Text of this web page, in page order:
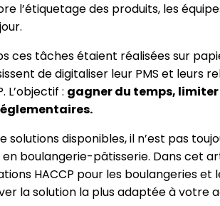
l’étiquetage des produits, les
ces tâches étaient réalisées sur
de digitaliser leur PMS et leurs
L’objectif : gagner du temps,
solutions disponibles, il n’est pas
boulangerie-pâtisserie. Dans cet
HACCP pour les boulangeries
la solution la plus adaptée à votre